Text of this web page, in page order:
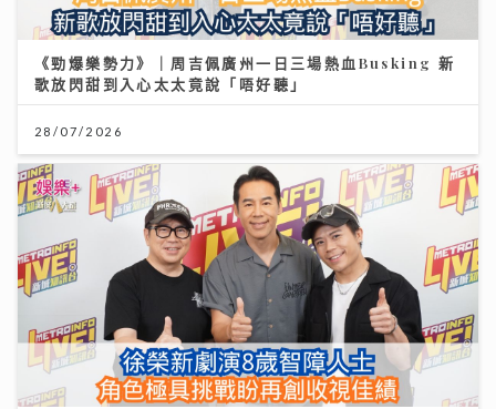
《勁爆樂勢力》｜周吉佩廣州一日三場熱血Busking 新
歌放閃甜到入心太太竟說「唔好聽」
28/07/2026